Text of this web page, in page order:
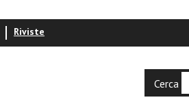
Riviste
Cerca